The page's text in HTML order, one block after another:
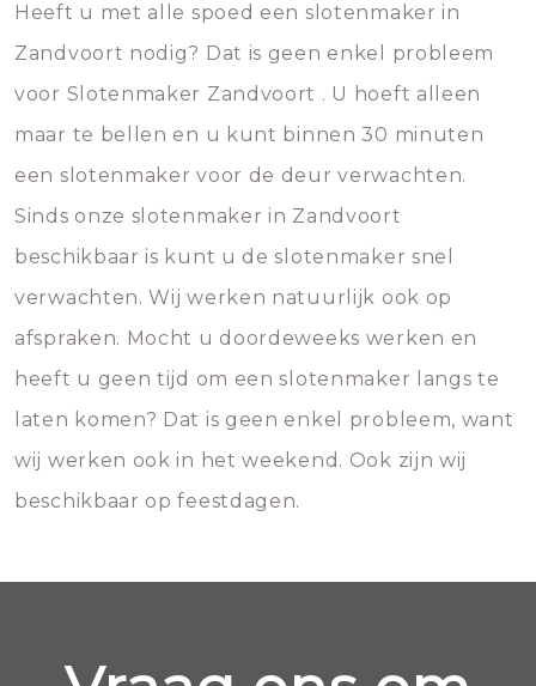
Heeft u met alle spoed een slotenmaker in
Zandvoort nodig? Dat is geen enkel probleem
voor Slotenmaker Zandvoort . U hoeft alleen
maar te bellen en u kunt binnen 30 minuten
een slotenmaker voor de deur verwachten.
Sinds onze slotenmaker in Zandvoort
beschikbaar is kunt u de slotenmaker snel
verwachten. Wij werken natuurlijk ook op
afspraken. Mocht u doordeweeks werken en
heeft u geen tijd om een slotenmaker langs te
laten komen? Dat is geen enkel probleem, want
wij werken ook in het weekend. Ook zijn wij
beschikbaar op feestdagen.